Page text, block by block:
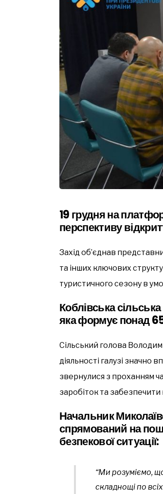
19 грудня на
перспективу
Захід об’єднав
та інших ключових
туристичного сезону в
Коблівська
яка формує понад
Сільський голова
діяльності галузі значно
звернулися з проханням
заробіток та
Начальник
спрямований на
безпекової ситуації:
“Ми розуміємо,
складнощі по